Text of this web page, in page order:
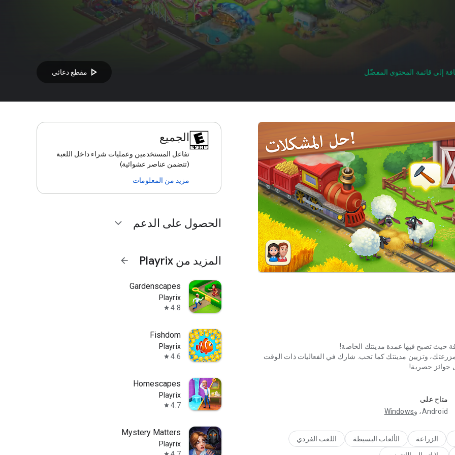
إلى قائمة المحتوى المفضّل play_arrow مقطع دعائي
مزرعتك، وتزيين مدينتك كما تحب. شارك في الفعاليات ذات الوقت
جوائز حصرية!
وتسريع تقدمك، وفتح المزيد من المرح – كل ذلك متاح دون اتصال
متاح على
‫Android، و Windows
الزراعة الألعاب البسيطة
اللعب الفردي
الجميع
تفاعل المستخدمين وعمليات شراء داخل اللعبة
(تتضمن عناصر عشوائية)
مزيد من المعلومات
الحصول على الدعم expand_more
المزيد من Playrix arrow_forward
Gardenscapes
Playrix
4.8
star
Fishdom
Playrix
4.6
star
Homescapes
Playrix
4.7
star
Mystery Matters
Playrix